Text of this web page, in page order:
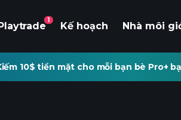
1
Kế hoạch Nhà môi
10$ tiền mặt cho mỗi bạn bè Pro+